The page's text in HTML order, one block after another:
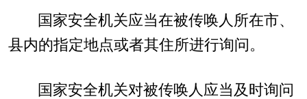
国家安全机关应当在被传唤人所在市、
县内的指定地点或者其住所进行询问。
国家安全机关对被传唤人应当及时询问